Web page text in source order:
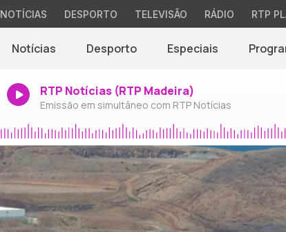
NOTÍCIAS DESPORTO TELEVISÃO RÁDIO RTP
Notícias Desporto Especiais
RTP Notícias (RTP Madeira)
Emissão em simultâneo com RTP Notícias